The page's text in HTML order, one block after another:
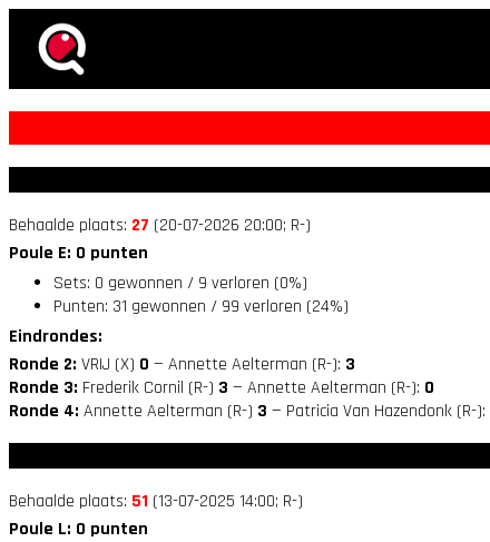
Behaalde plaats: 27 (20-07-2026 20:00; R-)
Poule E: 0 punten
Sets: 0 gewonnen / 9 verloren (0%)
Punten: 31 gewonnen / 99 verloren (24%)
Eindrondes:
Ronde 2: VRIJ (X) 0 — Annette Aelterman (R-): 3
Ronde 3: Frederik Cornil (R-) 3 — Annette Aelterman (R-): 0
Ronde 4: Annette Aelterman (R-) 3 — Patricia Van Hazendonk (R-):
Behaalde plaats: 51 (13-07-2025 14:00; R-)
Poule L: 0 punten